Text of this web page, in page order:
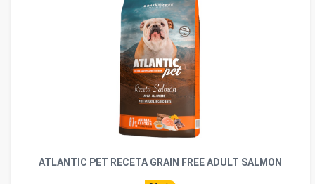
ATLANTIC PET RECETA GRAIN FREE ADULT SALMON